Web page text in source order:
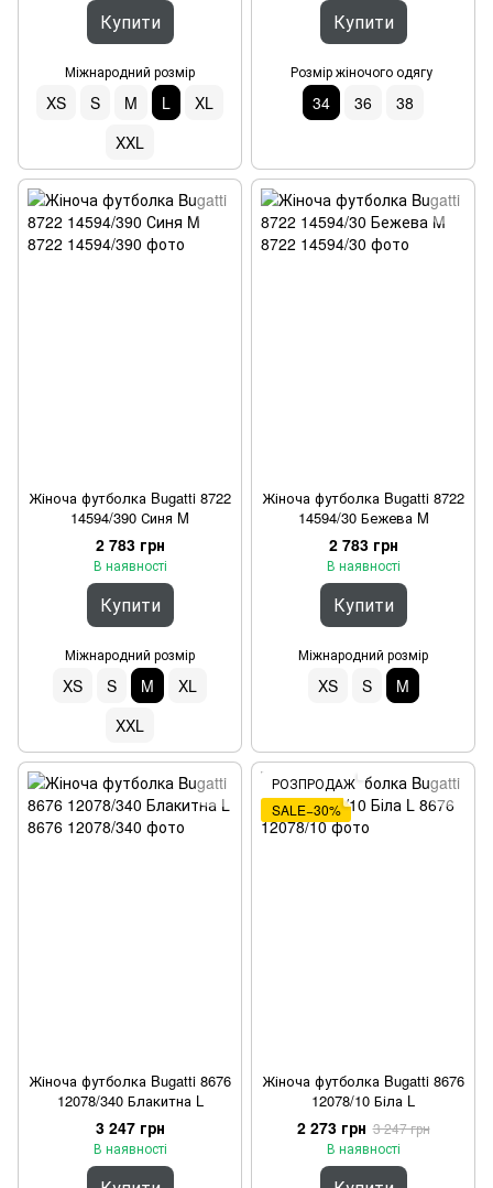
Купити
Міжнародний розмір
XS S M L
XL
XXL
Купити
Розмір жіночого одягу
34 36 38
Жіноча футболка Bugatti 8722
14594/390 Синя M
2 783 грн
В наявності
Купити
Міжнародний розмір
XS S M
XL
XXL
Жіноча футболка Bugatti 8722
14594/30 Бежева M
2 783 грн
В наявності
Купити
Міжнародний розмір
XS S M
Жіноча футболка Bugatti 8676
12078/340 Блакитна L
3 247 грн
В наявності
РОЗПРОДАЖ
SALE−30%
Жіноча футболка Bugatti 8676
12078/10 Біла L
2 273 грн 3 247 грн
В наявності